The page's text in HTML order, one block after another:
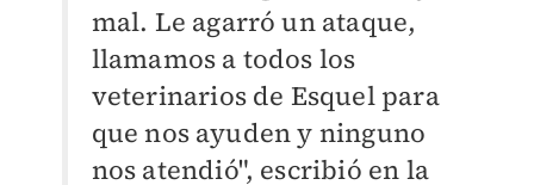
mal. Le agarró un ataque,
llamamos a todos los
veterinarios de Esquel para
que nos ayuden y ninguno
nos atendió", escribió en la